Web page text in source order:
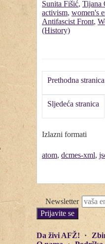
Sunita Fišić, Tijana
activism, women's
Antifascist Front,
(History)
Prethodna stranica
Sljedeća stranica
Izlazni formati
atom, dcmes-xml,
Newsletter
Da živi AFŽ!